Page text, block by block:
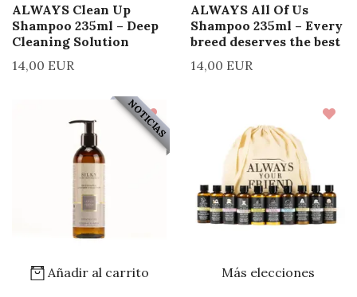
ALWAYS Clean Up
Shampoo 235ml – Deep
Cleaning Solution
14,00 EUR
ALWAYS All Of Us
Shampoo 235ml – Every
breed deserves the best
14,00 EUR
NOTICIAS
Añadir al carrito Más elecciones